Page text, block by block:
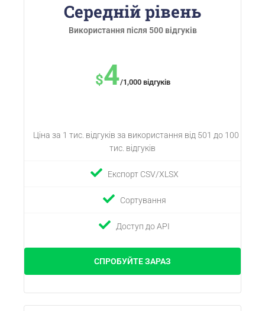
Середній рівень
Використання після 500 відгуків
$4/1,000 відгуків
Ціна за 1 тис. відгуків за використання від 501 до 100
тис. відгуків
Експорт CSV/XLSX
Сортування
Доступ до API
СПРОБУЙТЕ ЗАРАЗ